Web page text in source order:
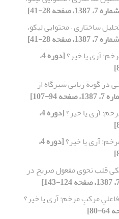
ساختاری – محتوایی لیکو،
آری یا خیر؟
[دوره 4،
در گونة زبانی شیرگاه از
آری یا خیر؟
[دوره 4،
آری یا خیر؟
[دوره 4،
قلب نحوی مفعول صریح در
مرکبِ مرخم: آری یا خیر؟